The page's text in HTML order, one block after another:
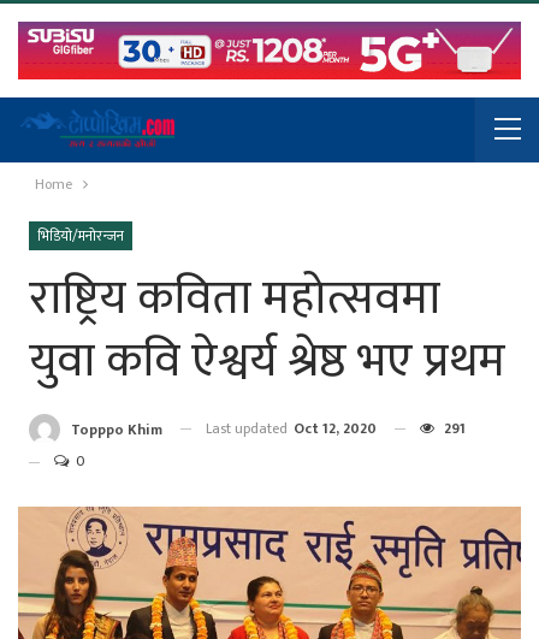
Home
भिडियो/मनोरन्जन
राष्ट्रिय कविता महोत्सवमा
युवा कवि ऐश्वर्य श्रेष्ठ भए प्रथम
Topppo Khim Last updated Oct 12, 2020
291
0